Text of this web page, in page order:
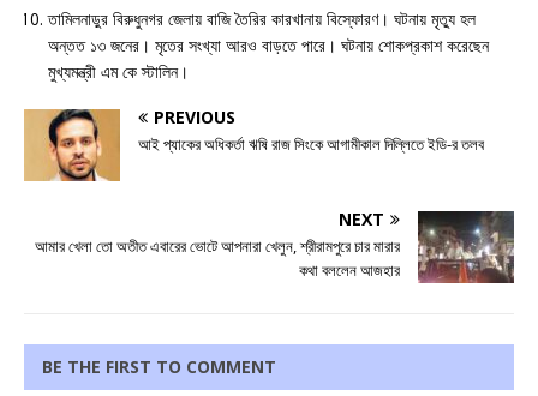
তামিলনাড়ুর বিরুধুনগর জেলায় বাজি তৈরির কারখানায় বিস্ফোরণ। ঘটনায় মৃত্যু হল
অন্তত ১৩ জনের। মৃতের সংখ্যা আরও বাড়তে পারে। ঘটনায় শোকপ্রকাশ করেছেন
মুখ্যমন্ত্রী এম কে স্টালিন।
PREVIOUS
আই প্যাকের অধিকর্তা ঋষি রাজ সিংকে আগামীকাল দিল্লিতে ইডি-র তলব
NEXT
আমার খেলা তো অতীত এবারের ভোটে আপনারা খেলুন, শ্রীরামপুরে চার মারার
কথা বললেন আজহার
BE THE FIRST TO COMMENT